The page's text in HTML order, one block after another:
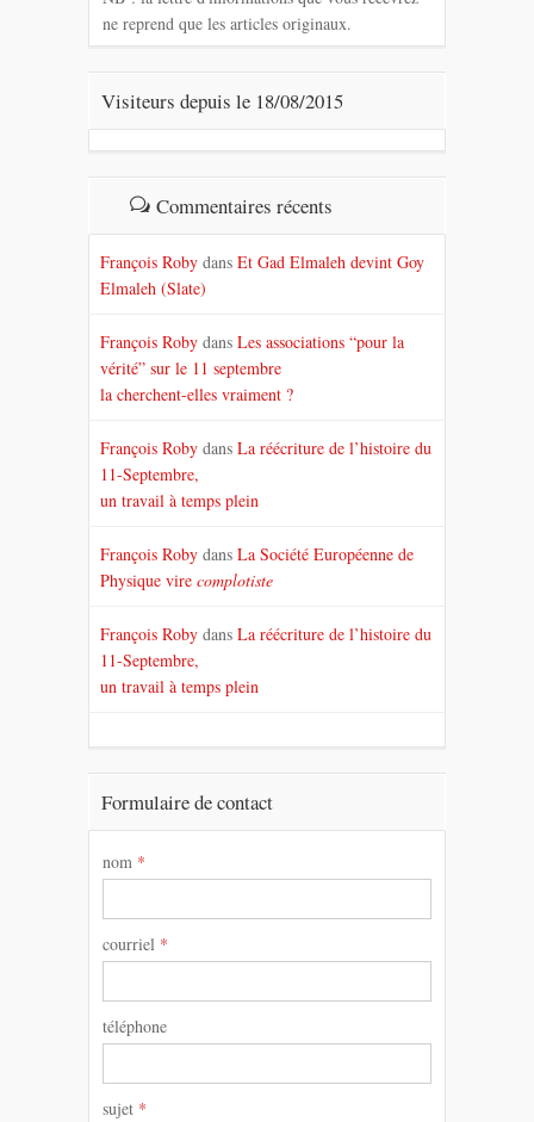
ne reprend que les articles originaux.
Visiteurs depuis le 18/08/2015
Commentaires récents
François Roby dansEt Gad Elmaleh devint Goy
Elmaleh (Slate)
François Roby dansLes associations “pour la
vérité” sur le 11 septembre
la cherchent-elles vraiment ?
François Roby dansLa réécriture de l’histoire du
11-Septembre,
un travail à temps plein
François Roby dansLa Société Européenne de
Physique virecomplotiste
François Roby dansLa réécriture de l’histoire du
11-Septembre,
un travail à temps plein
Formulaire de contact
nom *
courriel *
téléphone
sujet *